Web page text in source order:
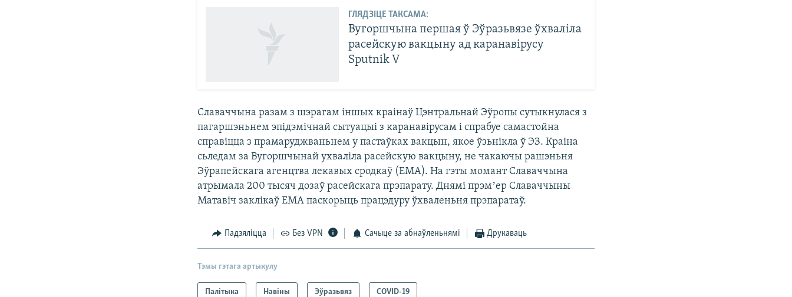
ГЛЯДЗІЦЕ ТАКСАМА:
Вугоршчына першая ў Эўразьвязе ўхваліла
расейскую вакцыну ад каранавірусу
Sputnik V
Славаччына разам з шэрагам іншых краінаў Цэнтральнай Эўропы сутыкнулася з
пагаршэньнем эпідэмічнай сытуацыі з каранавірусам і спрабуе самастойна
справіцца з прамаруджваньнем у пастаўках вакцын, якое ўзьнікла ў ЭЗ. Краіна
сьледам за Вугоршчынай ухваліла расейскую вакцыну, не чакаючы рашэньня
Эўрапейскага агенцтва лекавых сродкаў (EMA). На гэты момант Славаччына
атрымала 200 тысяч дозаў расейскага прэпарату. Днямі прэмʼер Славаччыны
Матавіч заклікаў EMA паскорыць працэдуру ўхваленьня прэпаратаў.
Падзяліцца Без VPN Сачыце за абнаўленьнямі Друкаваць
Тэмы гэтага артыкулу
Палітыка Навіны Эўразьвяз COVID-19